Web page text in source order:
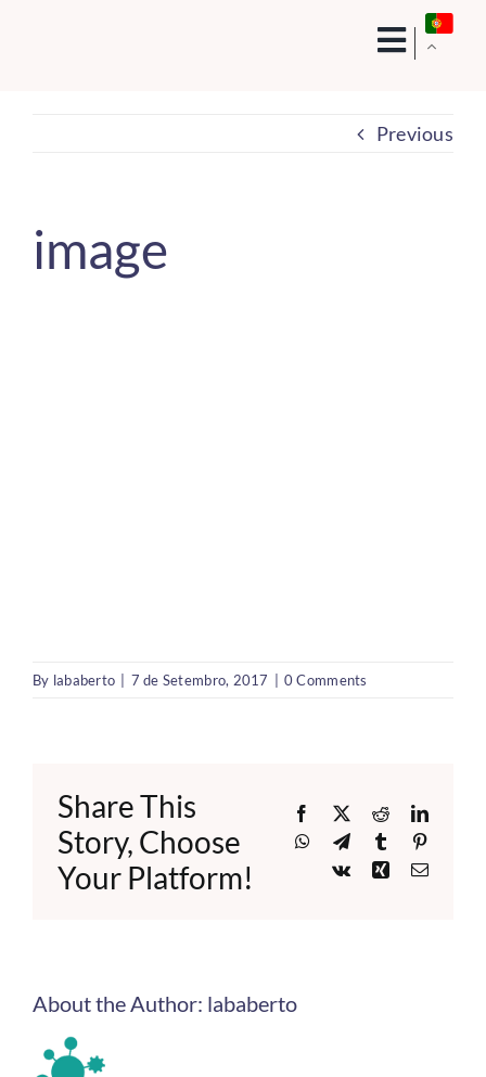
Previous
image
By lababerto 7 de Setembro, 2017 0 Comments
Share This
Story, Choose
Your Platform!
Facebook
X Reddit
WhatsApp
TelegramTumblr
Vk
XingEmail
About the Author: lababerto